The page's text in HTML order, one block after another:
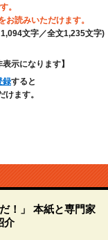
。
お読みいただけます。
文字／全文1,235文字)
示になります】
録すると
ます。
！」 本紙と専門家
介